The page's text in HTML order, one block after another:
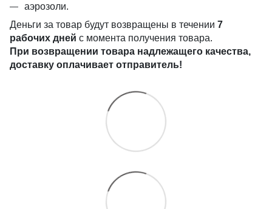
аэрозоли.
Деньги за товар будут возвращены в течении 7
рабочих дней с момента получения товара.
При возвращении товара надлежащего качества,
доставку оплачивает отправитель!